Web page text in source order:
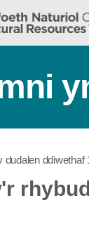
dudalen ddiwethaf